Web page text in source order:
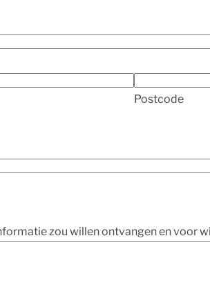
Postcode
zou willen ontvangen en voor